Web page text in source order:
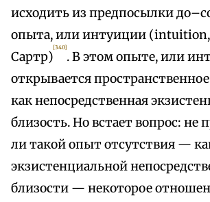
исходить из предпосылки
опыта, или интуиции (intuition,
Сартр)
[340]
. В этом опыте, или
открывается
как непосредственная
близость. Но встает вопрос: не
ли такой опыт отсутствия —
экзистенциальной
близости — некоторое